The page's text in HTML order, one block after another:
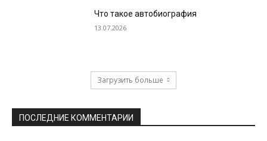
Что такое автобиография
13.07.2026
Загрузить больше
ПОСЛЕДНИЕ КОММЕНТАРИИ